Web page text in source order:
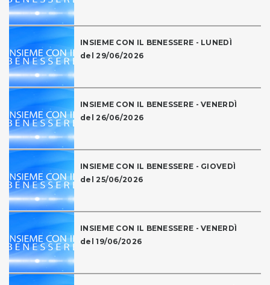
INSIEME CON IL BENESSERE - LUNEDÌ
del 29/06/2026
INSIEME CON IL BENESSERE - VENERDÌ
del 26/06/2026
INSIEME CON IL BENESSERE - GIOVEDÌ
del 25/06/2026
INSIEME CON IL BENESSERE - VENERDÌ
del 19/06/2026